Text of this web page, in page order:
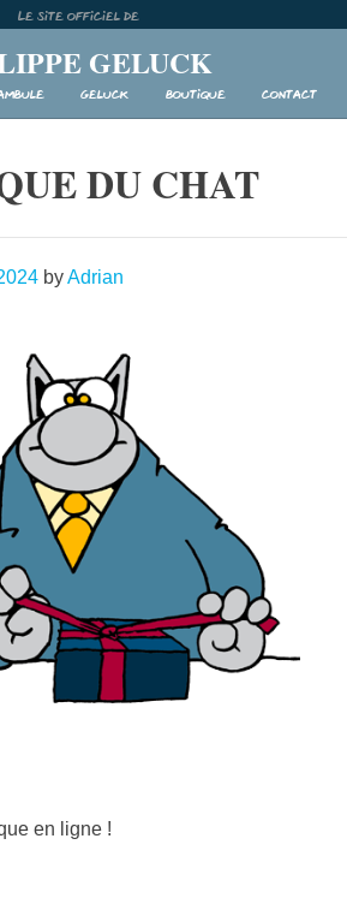
Le site officiel de
GELUCK
Geluck Boutique Contact
DU CHAT
byAdrian
en ligne !